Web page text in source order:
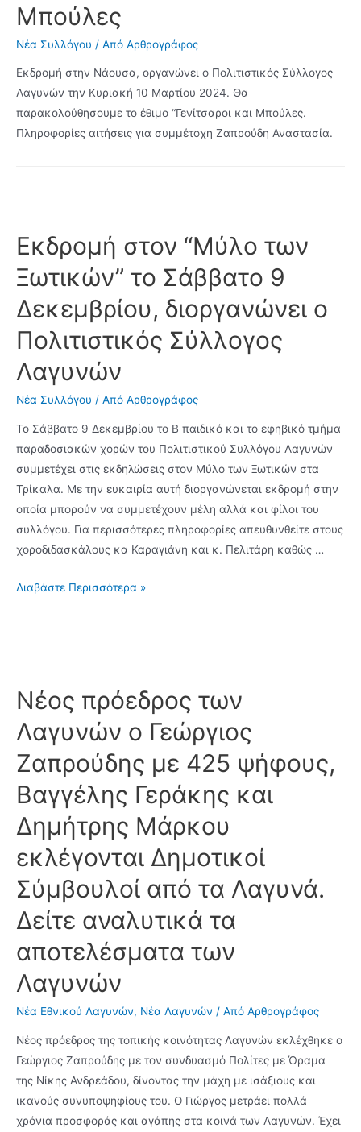
Μπούλες
Νέα Συλλόγου / Από Αρθρογράφος
Εκδρομή στην Νάουσα, οργανώνει ο Πολιτιστικός Σύλλογος
Λαγυνών την Κυριακή 10 Μαρτίου 2024. Θα
παρακολούθησουμε το έθιμο “Γενίτσαροι και Μπούλες.
Πληροφορίες αιτήσεις για συμμέτοχη Ζαπρούδη Αναστασία.
Εκδρομή στον “Μύλο των
Ξωτικών” το Σάββατο 9
Δεκεμβρίου, διοργανώνει ο
Πολιτιστικός Σύλλογος
Λαγυνών
Νέα Συλλόγου / Από Αρθρογράφος
Το Σάββατο 9 Δεκεμβρίου το B παιδικό και το εφηβικό τμήμα
παραδοσιακών χορών του Πολιτιστικού Συλλόγου Λαγυνών
συμμετέχει στις εκδηλώσεις στον Μύλο των Ξωτικών στα
Τρίκαλα. Με την ευκαιρία αυτή διοργανώνεται εκδρομή στην
οποία μπορούν να συμμετέχουν μέλη αλλά και φίλοι του
συλλόγου. Για περισσότερες πληροφορίες απευθυνθείτε στους
χοροδιδασκάλους κα Καραγιάνη και κ. Πελιτάρη καθώς …
Εκδρομή
Σάββατο
9
Δεκεμβρίου,
διοργανώνει
ο
Πολιτιστικός
Σύλλογος
Λαγυνών
Διαβάστε Περισσότερα »
Νέος πρόεδρος των
Λαγυνών ο Γεώργιος
Ζαπρούδης με 425 ψήφους,
Βαγγέλης Γεράκης και
Δημήτρης Μάρκου
εκλέγονται Δημοτικοί
Σύμβουλοί από τα Λαγυνά.
Δείτε αναλυτικά τα
αποτελέσματα των
Λαγυνών
Νέα Εθνικού Λαγυνών, Νέα Λαγυνών / Από Αρθρογράφος
Νέος πρόεδρος της τοπικής κοινότητας Λαγυνών εκλέχθηκε ο
Γεώργιος Ζαπρούδης με τον συνδυασμό Πολίτες με Όραμα
της Νίκης Ανδρεάδου, δίνοντας την μάχη με ισάξιους και
ικανούς συνυποψηφίους του. Ο Γιώργος μετράει πολλά
χρόνια προσφοράς και αγάπης στα κοινά των Λαγυνών. Έχει